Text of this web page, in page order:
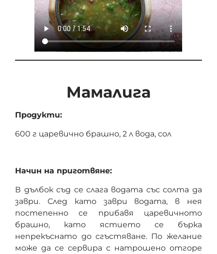
Мамалига
Продукти:
600 г царевично брашно, 2 л вода, сол
Начин на приготвяне:
В дълбок съд се слага водата със солта да
заври. След като заври водата, в нея
постепенно се прибавя царевичното
брашно, като ястието се бърка
непрекъснато до сгъстяване. По желание
може да се сервира с натрошено отгоре